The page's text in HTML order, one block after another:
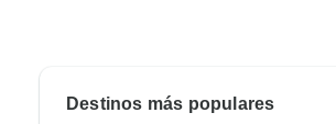
Destinos más populares